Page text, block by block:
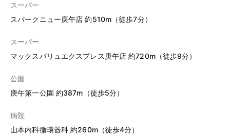
スーパー
スパークニュー庚午店 約510m（徒歩7分）
スーパー
マックスバリュエクスプレス庚午店 約720m（徒歩9分）
公園
庚午第一公園 約387m（徒歩5分）
病院
山本内科循環器科 約260m（徒歩4分）